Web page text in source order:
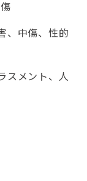
、中傷、性的
スメント、人